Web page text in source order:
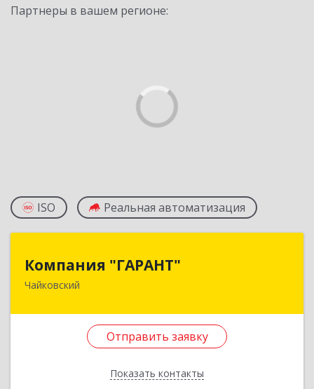
Партнеры в вашем регионе:
ISO Реальная автоматизация
Компания "ГАРАНТ"
Чайковский
Отправить заявку
Показать контакты
617760, Пермский край, Чайковский г, Карла
Отправить заявку